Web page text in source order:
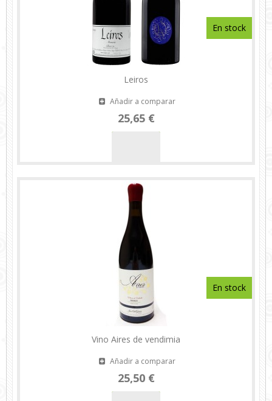
Leiros
Añadir a comparar
25,65 €
En stock
Vino Aires de vendimia
Añadir a comparar
25,50 €
En stock